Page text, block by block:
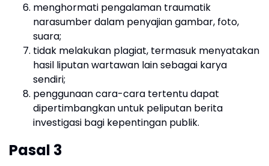
menghormati pengalaman traumatik
narasumber dalam penyajian gambar, foto,
suara;
tidak melakukan plagiat, termasuk menyatakan
hasil liputan wartawan lain sebagai karya
sendiri;
penggunaan cara-cara tertentu dapat
dipertimbangkan untuk peliputan berita
investigasi bagi kepentingan publik.
Pasal 3